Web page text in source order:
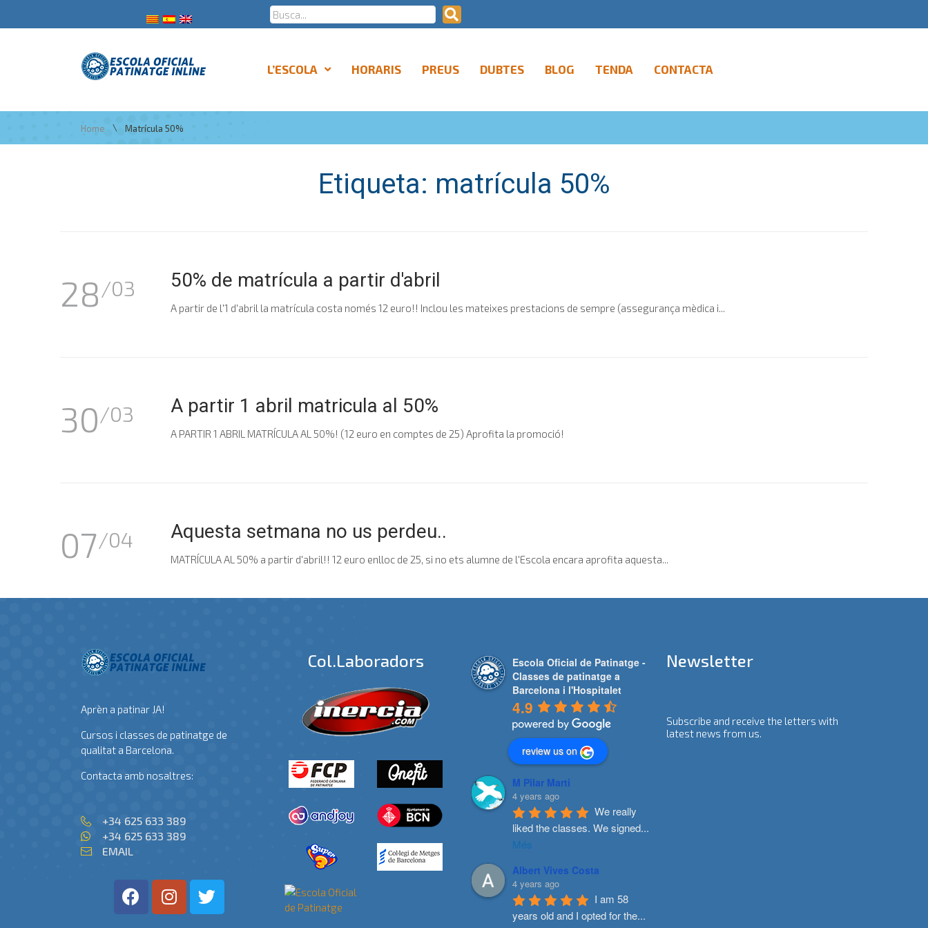
L’ESCOLA HORARIS PREUS DUBTES BLOG TENDA CONTACTA
Home \ Matrícula 50%
Etiqueta: matrícula 50%
28/03 50% de matrícula a partir d'abril
A partir de l'1 d'abril la matrícula costa només 12 euro!! Inclou les mateixes prestacions de sempre (assegurança mèdica i...
30/03 A partir 1 abril matricula al 50%
A PARTIR 1 ABRIL MATRÍCULA AL 50%! (12 euro en comptes de 25) Aprofita la promoció!
07/04 Aquesta setmana no us perdeu..
MATRÍCULA AL 50% a partir d'abril!! 12 euro enlloc de 25, si no ets alumne de l'Escola encara aprofita aquesta...
Aprèn a patinar JA!
Cursos i classes de patinatge de
qualitat a Barcelona.
Contacta amb nosaltres:
+34 625 633 389
+34 625 633 389
EMAIL
Col.laboradors
Escola Oficial de Patinatge -
Classes de patinatge a
Barcelona i l'Hospitalet
4.9
review us on
M Pilar Marti
4 years ago
We really
liked the classes. We signed...
Més
Albert Vives Costa
4 years ago
I am 58
years old and I opted for the...
Newsletter
Subscribe and receive the letters with
latest news from us.